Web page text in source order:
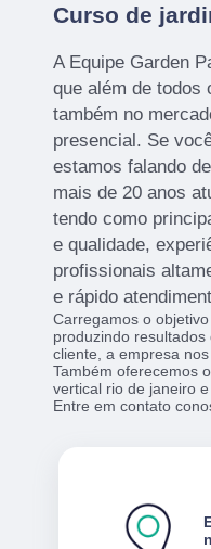
Curso de
A Equipe Garden
que além de todos
também no
presencial. Se
estamos falando
mais de 20 anos
tendo como
e qualidade,
profissionais
e rápido
Carregamos o
produzindo
cliente, a empresa
Também oferecemos
vertical rio de janeiro
Entre em contato